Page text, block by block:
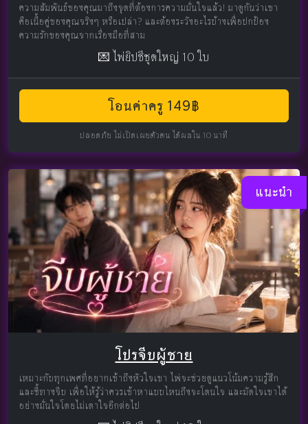
ความสัมพันธ์ของคุณมาถึงจุดที่ต้องการความมั่นใจแล้ว! มาดูกันว่าเขา
คือเนื้อคู่ของคุณจริงๆ หรือเปล่า? และต้องระวังอะไรบ้างเพื่อปกป้อง
ความรักของคุณจากเรื่องมือที่สาม
💌 ไพ่ยิปซีชุดใหญ่ 10 ใบ
โอนค่าครู 149฿
ปลอดภัย ไม่เปิดเผยตัวตน ได้ผลใน 10 นาที
แนะนำ
โปรจีบผู้ชาย
เหมาะกับทุกเพศที่อยากเข้าถึงหัวใจเขา ไพ่จะช่วยดูแนวโน้มความรู้สึก
และชี้ทางจีบ เพื่อให้รู้ว่าควรเข้าหาแบบไหนถึงจะโดนใจ และมัดใจเขาได้
อย่างมั่นใจโดยไม่เดาใจอีกต่อไป